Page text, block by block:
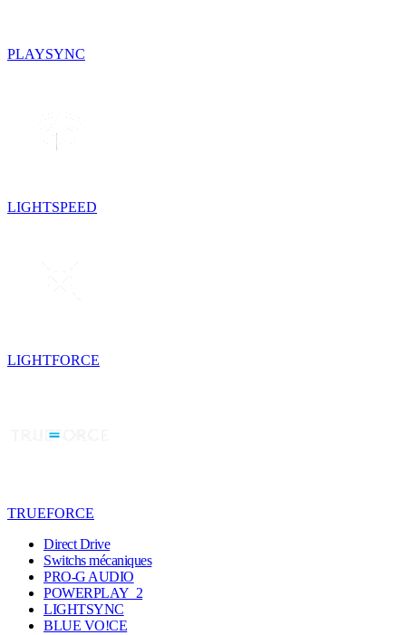
PLAYSYNC
LIGHTSPEED
LIGHTFORCE
TRUEFORCE
Direct Drive
Switchs mécaniques
PRO-G AUDIO
POWERPLAY 2
LIGHTSYNC
BLUE VO!CE